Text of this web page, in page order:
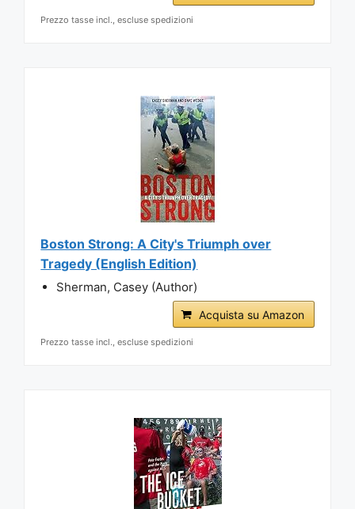
Prezzo tasse incl., escluse spedizioni
Boston Strong: A City's Triumph over
Tragedy (English Edition)
Sherman, Casey (Author)
Acquista su Amazon
Prezzo tasse incl., escluse spedizioni